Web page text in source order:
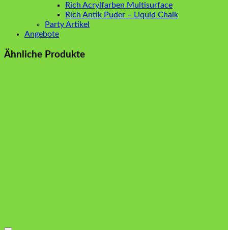
Rich Acrylfarben Multisurface
Rich Antik Puder – Liquid Chalk
Party Artikel
Angebote
Ähnliche Produkte